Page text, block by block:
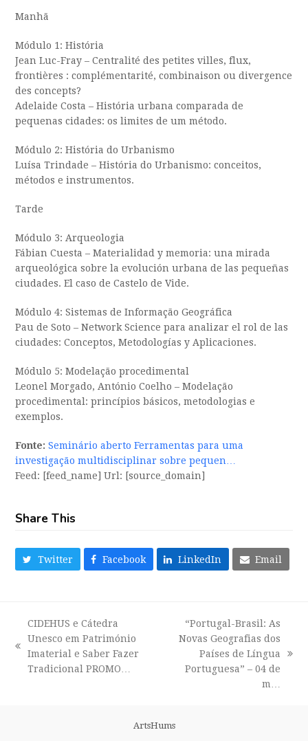
Manhã
Módulo 1: História
Jean Luc-Fray – Centralité des petites villes, flux,
frontières : complémentarité, combinaison ou divergence
des concepts?
Adelaide Costa – História urbana comparada de
pequenas cidades: os limites de um método.
Módulo 2: História do Urbanismo
Luísa Trindade – História do Urbanismo: conceitos,
métodos e instrumentos.
Tarde
Módulo 3: Arqueologia
Fábian Cuesta – Materialidad y memoria: una mirada
arqueológica sobre la evolución urbana de las pequeñas
ciudades. El caso de Castelo de Vide.
Módulo 4: Sistemas de Informação Geográfica
Pau de Soto – Network Science para analizar el rol de las
ciudades: Conceptos, Metodologías y Aplicaciones.
Módulo 5: Modelação procedimental
Leonel Morgado, António Coelho – Modelação
procedimental: princípios básicos, metodologias e
exemplos.
Fonte: Seminário aberto Ferramentas para uma
investigação multidisciplinar sobre pequen…
Feed: [feed_name] Url: [source_domain]
Share This
Twitter Facebook LinkedIn Email
previous
post:
CIDEHUS e Cátedra
Unesco em Património
Imaterial e Saber Fazer
Tradicional PROMO…
post:
“Portugal-Brasil: As
Novas Geografias dos
Países de Língua
Portuguesa” – 04 de
m…
ArtsHums